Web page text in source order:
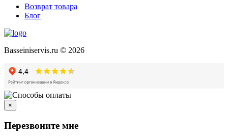
Возврат товара
Блог
Basseiniservis.ru © 2026
×
Перезвоните мне